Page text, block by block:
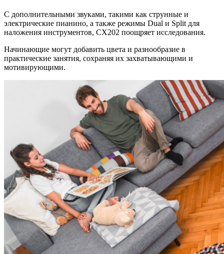
С дополнительными звуками, такими как струнные и
электрические пианино, а также режимы Dual и Split для
наложения инструментов, CX202 поощряет исследования.
Начинающие могут добавить цвета и разнообразие в
практические занятия, сохраняя их захватывающими и
мотивирующими.